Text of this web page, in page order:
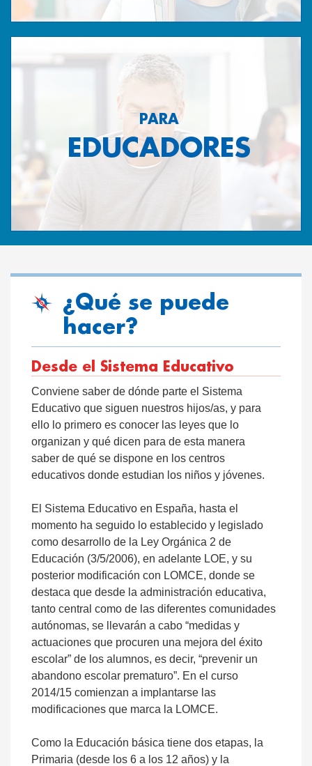
PARA
EDUCADORES
¿Qué se puede
hacer?
Desde el Sistema Educativo
Conviene saber de dónde parte el Sistema
Educativo que siguen nuestros hijos/as, y para
ello lo primero es conocer las leyes que lo
organizan y qué dicen para de esta manera
saber de qué se dispone en los centros
educativos donde estudian los niños y jóvenes.
El Sistema Educativo en España, hasta el
momento ha seguido lo establecido y legislado
como desarrollo de la Ley Orgánica 2 de
Educación (3/5/2006), en adelante LOE, y su
posterior modificación con LOMCE, donde se
destaca que desde la administración educativa,
tanto central como de las diferentes comunidades
autónomas, se llevarán a cabo “medidas y
actuaciones que procuren una mejora del éxito
escolar” de los alumnos, es decir, “prevenir un
abandono escolar prematuro”. En el curso
2014/15 comienzan a implantarse las
modificaciones que marca la LOMCE.
Como la Educación básica tiene dos etapas, la
Primaria (desde los 6 a los 12 años) y la